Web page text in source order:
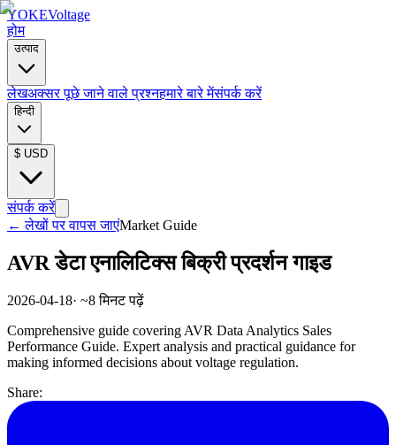
YOKEVoltage
होम
उत्पाद
लेखअक्सर पूछे जाने वाले प्रश्नहमारे बारे मेंसंपर्क करें
हिन्दी
$ USD
संपर्क करें
←लेखों पर वापस जाएंMarket Guide
AVR डेटा एनालिटिक्स बिक्री प्रदर्शन गाइड
2026-04-18· ~8 मिनट पढ़ें
Comprehensive guide covering AVR Data Analytics Sales
Performance Guide. Expert analysis and practical guidance for
making informed decisions about voltage regulation.
Share: